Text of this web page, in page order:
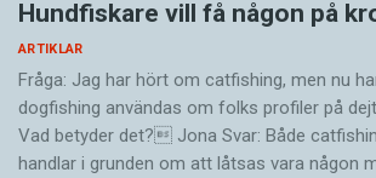
Hundfiskare vill få någon på
ARTIKLAR
Fråga: Jag har hört om catfishing, men nu
dogfishing användas om folks profiler på
Vad betyder det? Jona Svar: Både
handlar i grunden om att låtsas vara någon